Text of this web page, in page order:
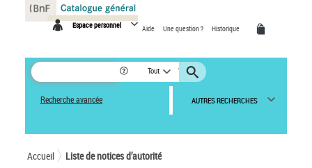
Espace personnel Aide Une question ? Historique
Tout
Recherche avancée AUTRES RECHERCHES
Accueil Liste de notices d’autorité
Panneau de gestion des cookies